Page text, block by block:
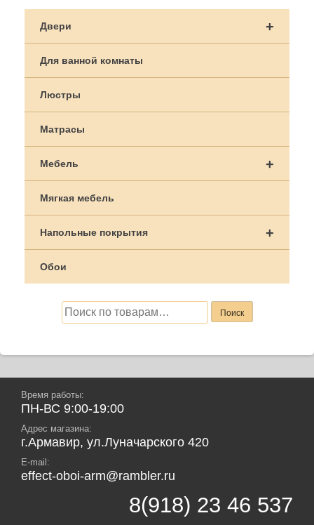
по
записям
+
Двери
Для ванной комнаты
Люстры
Матрасы
+
Мебель
Мягкая мебель
+
Напольные покрытия
Обои
Искать: Поиск
Время работы:
ПН-ВС 9:00-19:00
Адрес магазина:
г.Армавир, ул.Луначарского 420
E-mail:
effect-oboi-arm@rambler.ru
8(918) 23 46 537